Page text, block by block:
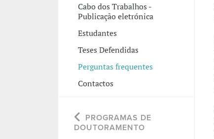
Cabo dos Trabalhos -
Publicação eletrónica
Estudantes
Teses Defendidas
Perguntas frequentes
Contactos
PROGRAMAS DE
DOUTORAMENTO